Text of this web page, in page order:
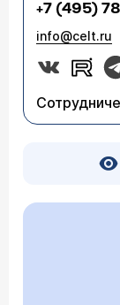
+7 (495)
info@celt.ru